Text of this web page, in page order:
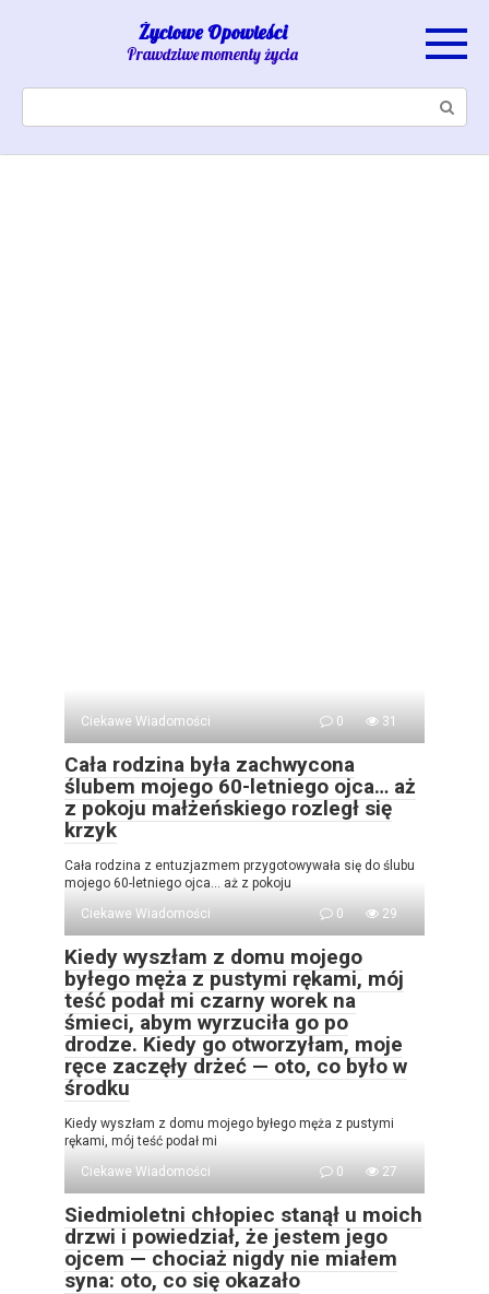
Życiowe Opowieści
Prawdziwe momenty życia
Ciekawe Wiadomości 0 31
Cała rodzina była zachwycona
ślubem mojego 60-letniego ojca… aż
z pokoju małżeńskiego rozległ się
krzyk
Cała rodzina z entuzjazmem przygotowywała się do ślubu
mojego 60-letniego ojca… aż z pokoju
Ciekawe Wiadomości
0 29
Kiedy wyszłam z domu mojego
byłego męża z pustymi rękami, mój
teść podał mi czarny worek na
śmieci, abym wyrzuciła go po
drodze. Kiedy go otworzyłam, moje
ręce zaczęły drżeć — oto, co było w
środku
Kiedy wyszłam z domu mojego byłego męża z pustymi
rękami, mój teść podał mi
Ciekawe Wiadomości
0 27
Siedmioletni chłopiec stanął u moich
drzwi i powiedział, że jestem jego
ojcem — chociaż nigdy nie miałem
syna: oto, co się okazało